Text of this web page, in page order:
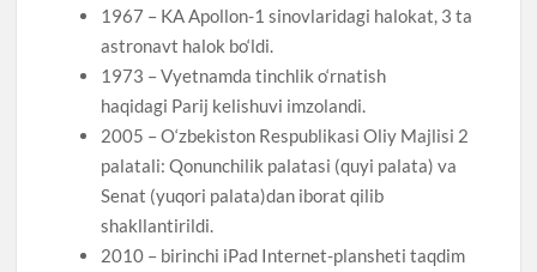
1967 – KA Apollon-1 sinovlaridagi halokat, 3 ta
astronavt halok bo‘ldi.
1973 – Vyetnamda tinchlik o‘rnatish
haqidagi Parij kelishuvi imzolandi.
2005 – O‘zbekiston Respublikasi Oliy Majlisi 2
palatali: Qonunchilik palatasi (quyi palata) va
Senat (yuqori palata)dan iborat qilib
shakllantirildi.
2010 – birinchi iPad Internet-plansheti taqdim